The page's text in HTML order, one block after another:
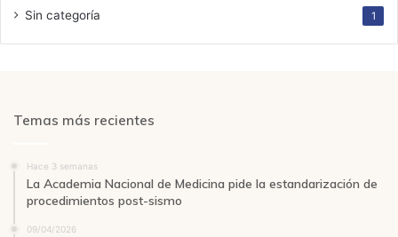
Sin categoría 1
Temas más recientes
Hace 3 semanas
La Academia Nacional de Medicina pide la estandarización de
procedimientos post-sismo
09/04/2026